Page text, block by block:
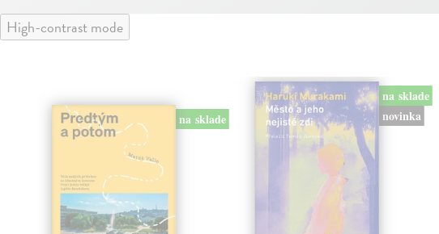
High-contrast mode
na sklade
na sklade
novinka